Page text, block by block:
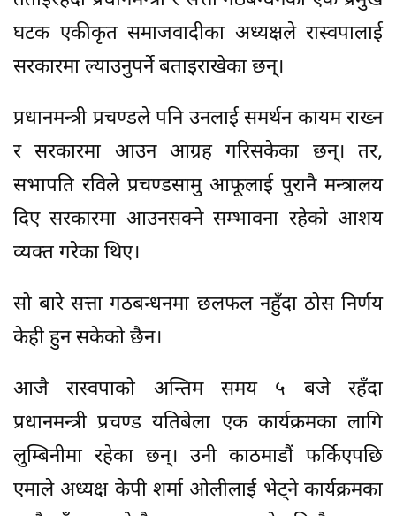
घटक एकीकृत समाजवादीका अध्यक्षले रास्वपालाई
सरकारमा ल्याउनुपर्ने बताइराखेका छन्।
प्रधानमन्त्री प्रचण्डले पनि उनलाई समर्थन कायम राख्न
र सरकारमा आउन आग्रह गरिसकेका छन्। तर,
सभापति रविले प्रचण्डसामु आफूलाई पुरानै मन्त्रालय
दिए सरकारमा आउनसक्ने सम्भावना रहेको आशय
व्यक्त गरेका थिए।
सो बारे सत्ता गठबन्धनमा छलफल नहुँदा ठोस निर्णय
केही हुन सकेको छैन।
आजै रास्वपाको अन्तिम समय ५ बजे रहँदा
प्रधानमन्त्री प्रचण्ड यतिबेला एक कार्यक्रमका लागि
लुम्बिनीमा रहेका छन्। उनी काठमाडौं फर्किएपछि
एमाले अध्यक्ष केपी शर्मा ओलीलाई भेट्ने कार्यक्रमका